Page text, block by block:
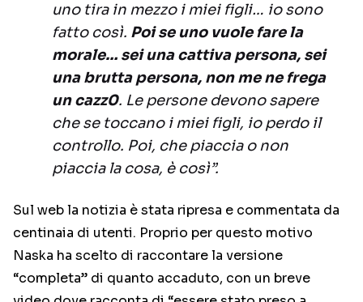
uno tira in mezzo i miei figli… io sono
fatto così. Poi se uno vuole fare la
morale… sei una cattiva persona, sei
una brutta persona, non me ne frega
un cazz0. Le persone devono sapere
che se toccano i miei figli, io perdo il
controllo. Poi, che piaccia o non
piaccia la cosa, è così”.
Sul web la notizia è stata ripresa e commentata da
centinaia di utenti. Proprio per questo motivo
Naska ha scelto di raccontare la versione
“completa” di quanto accaduto, con un breve